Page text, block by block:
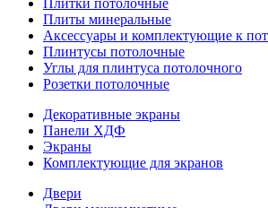
Плитки потолочные
Плиты минеральные
Аксессуары и комплектующие к
Плинтусы потолочные
Углы для плинтуса потолочного
Розетки потолочные
Декоративные экраны
Панели ХДФ
Экраны
Комплектующие для экранов
Двери